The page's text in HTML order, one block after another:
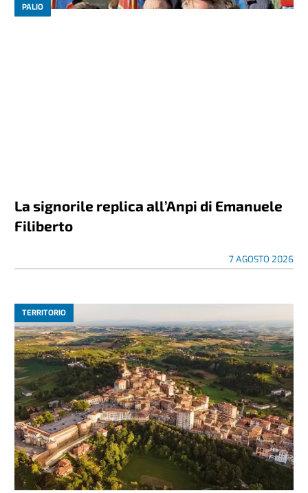
PALIO
La signorile replica all’Anpi di Emanuele
Filiberto
7 AGOSTO 2026
TERRITORIO